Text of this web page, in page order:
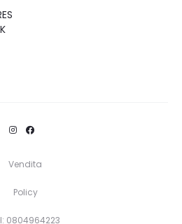
Vendita
Policy
0804964223